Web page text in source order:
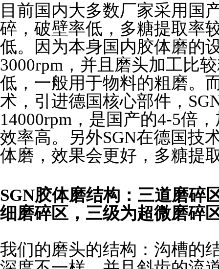
目前国内大多数厂家采用国
碎，破壁率低，多糖提取率
低。因为本身国内胶体磨的
3000rpm，并且磨头加工比
低，一般用于物料的粗磨。
术，引进德国核心部件，
14000rpm，是国产的4-5倍
效率高。另外SGN在德国技
体磨，效果会更好，多糖提
SGN胶体磨结构：三道磨碎
细磨碎区，三级为超微磨碎
我们的磨头的结构：沟槽的